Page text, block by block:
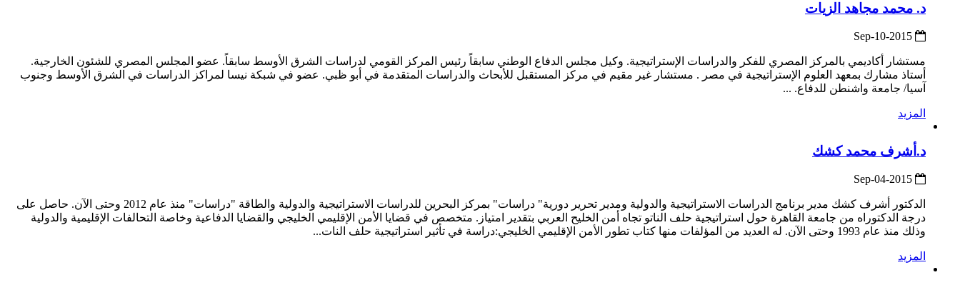
د. محمد مجاهد الزيات
مستشار أكاديمي بالمركز المصري للفكر والدراسات الإستراتيجية. وكيل مجلس الدفاع الوطني سابقاً رئيس المركز القومي لدراسات الشرق الأوسط سابقاً. عضو المجلس المصري للشئون الخارجية.
أستاذ مشارك بمعهد العلوم الإستراتيجية في مصر . مستشار غير مقيم في مركز المستقبل للأبحاث والدراسات المتقدمة في أبو ظبي. عضو في شبكة نيسا لمراكز الدراسات في الشرق الأوسط وجنوب
آسيا/ جامعة واشنطن للدفاع. ...
المزيد
د.أشرف محمد كشك
الدكتور أشرف كشك مدير برنامج الدراسات الاستراتيجية والدولية ومدير تحرير دورية" دراسات" بمركز البحرين للدراسات الاستراتيجية والدولية والطاقة "دراسات" منذ عام 2012 وحتى الآن. حاصل على
درجة الدكتوراه من جامعة القاهرة حول استراتيجية حلف الناتو تجاه أمن الخليح العربي بتقدير امتياز. متخصص في قضايا الأمن الإقليمي الخليجي والقضايا الدفاعية وخاصة التحالفات الإقليمية والدولية
وذلك منذ عام 1993 وحتى الآن. له العديد من المؤلفات منها كتاب تطور الأمن الإقليمي الخليجي:دراسة في تأثير استراتيجية حلف النات...
المزيد